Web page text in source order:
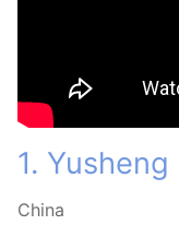
1. Yusheng
China